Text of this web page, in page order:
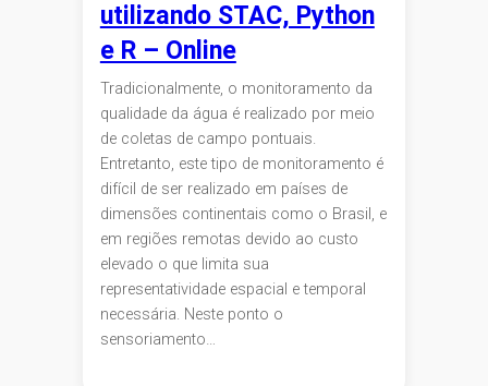
utilizando STAC, Python
e R – Online
Tradicionalmente, o monitoramento da
qualidade da água é realizado por meio
de coletas de campo pontuais.
Entretanto, este tipo de monitoramento é
difícil de ser realizado em países de
dimensões continentais como o Brasil, e
em regiões remotas devido ao custo
elevado o que limita sua
representatividade espacial e temporal
necessária. Neste ponto o
sensoriamento…